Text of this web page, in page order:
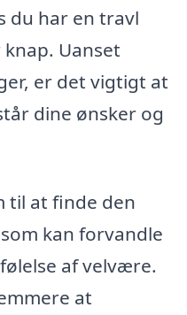
du har en travl
Uanset
er det vigtigt at
dine ønsker og
til at finde den
kan forvandle
af velvære.
at